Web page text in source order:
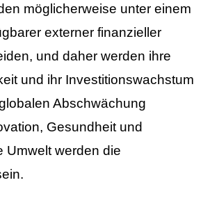
möglicherweise unter einem
externer finanzieller
und daher werden ihre
und ihr Investitionswachstum
Abschwächung
Gesundheit und
Umwelt werden die